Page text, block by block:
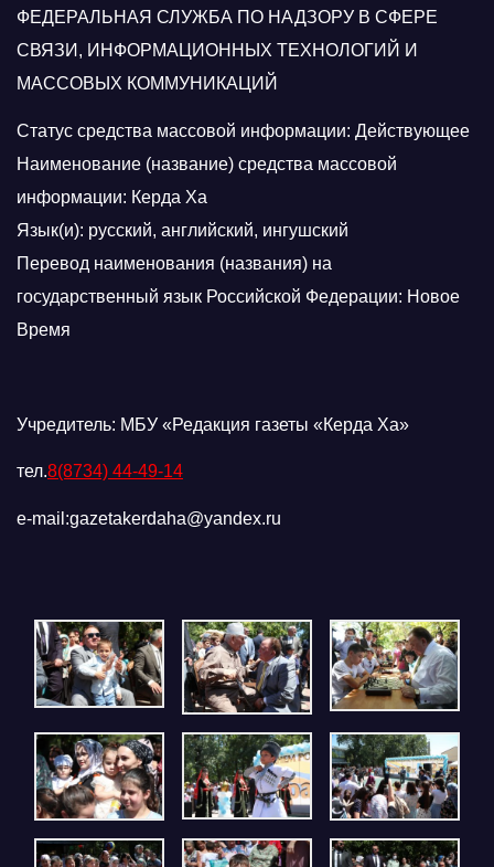
ФЕДЕРАЛЬНАЯ СЛУЖБА ПО НАДЗОРУ В СФЕРЕ
СВЯЗИ, ИНФОРМАЦИОННЫХ ТЕХНОЛОГИЙ И
МАССОВЫХ КОММУНИКАЦИЙ
Статус средства массовой информации: Действующее
Наименование (название) средства массовой
информации: Керда Ха
Язык(и): русский, английский, ингушский
Перевод наименования (названия) на
государственный язык Российской Федерации: Новое
Время
Учредитель: МБУ «Редакция газеты «Керда Ха»
тел.8(8734) 44-49-14
e-mail:gazetakerdaha@yandex.ru